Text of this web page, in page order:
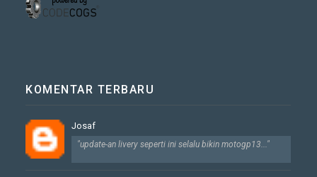
KOMENTAR TERBARU
Josaf
"update-an livery seperti ini selalu bikin motogp13..."